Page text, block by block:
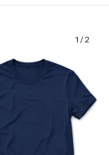
1 /2